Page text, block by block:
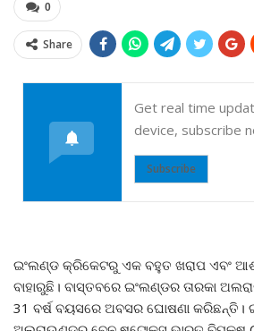
0
Share
Get real time
device, subscribe
Subscribe
ଇଂଲଣ୍ଡ କ୍ରିକେଟରୁ ଏକ ବହୁତ ଖରାପ ଏବଂ
ବାହାରୁଛି। ବାସ୍ତବରେ ଇଂଲଣ୍ଡର ତାରକା
31 ବର୍ଷ ବୟସରେ ଅବସର ଘୋଷଣା